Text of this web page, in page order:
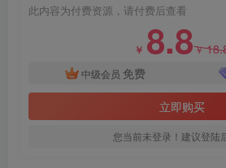
此内容为付费资源，请付费后查看
￥ 8.8￥
中级会员 免费
立即购买
您当前未登录！建议登陆